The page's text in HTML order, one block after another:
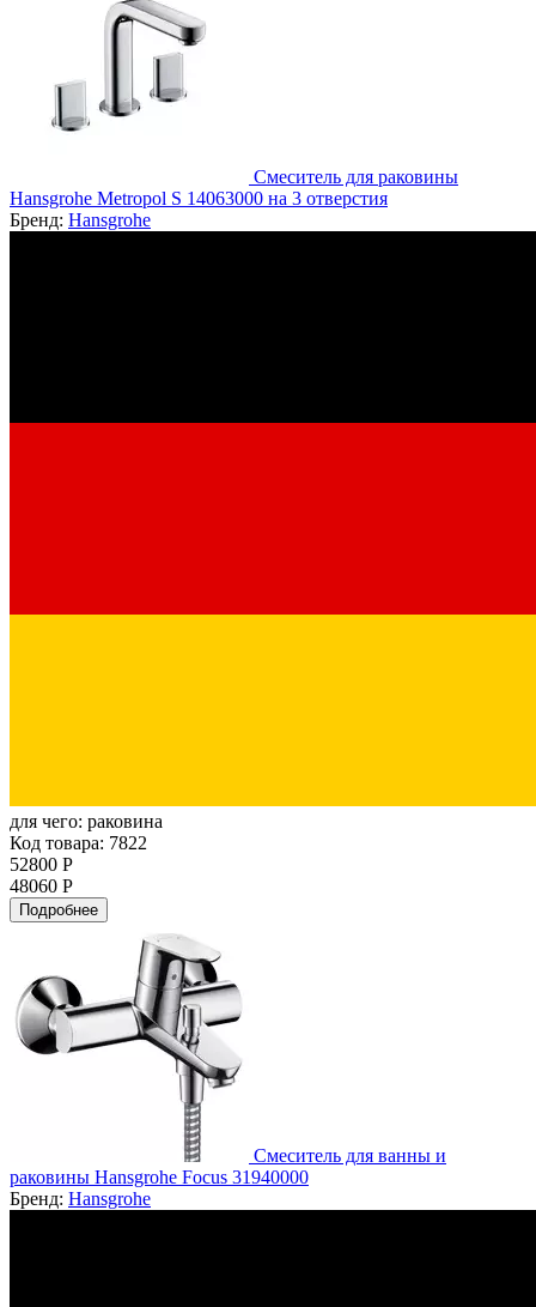
Смеситель для раковины
Hansgrohe Metropol S 14063000 на 3 отверстия
Бренд: Hansgrohe
для чего: раковина
Код товара: 7822
52800 Р
48060 Р
Подробнее
Смеситель для ванны и
раковины Hansgrohe Focus 31940000
Бренд: Hansgrohe